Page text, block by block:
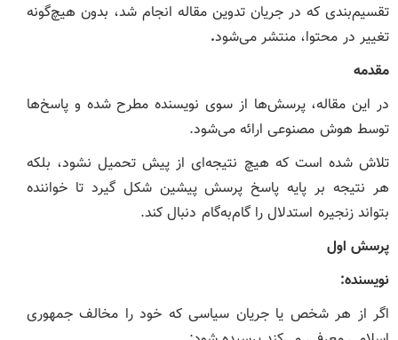
تقسیم‌بندی که در جریان تدوین مقاله انجام شد، بدون هیچ‌گونه
تغییر در محتوا، منتشر می‌شود.
مقدمه
در این مقاله، پرسش‌ها از سوی نویسنده مطرح شده و پاسخ‌ها
توسط هوش مصنوعی ارائه می‌شود.
تلاش شده است که هیچ نتیجه‌ای از پیش تحمیل نشود، بلکه
هر نتیجه بر پایه پاسخ پرسش پیشین شکل گیرد تا خواننده
بتواند زنجیره استدلال را گام‌به‌گام دنبال کند.
پرسش اول
نویسنده:
اگر از هر شخص یا جریان سیاسی که خود را مخالف جمهوری